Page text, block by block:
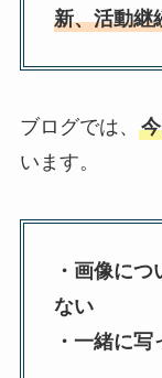
新、活動継
ブログでは、
います。
・画像に
ない
・一緒に